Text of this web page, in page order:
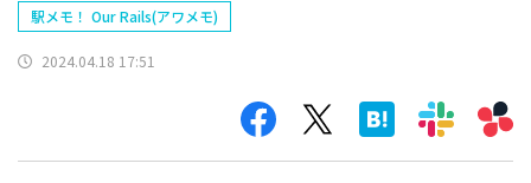
駅メモ！ Our Rails(アワメモ)
2024.04.18 17:51